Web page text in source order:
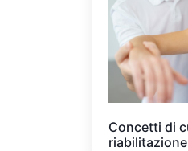
Concetti di